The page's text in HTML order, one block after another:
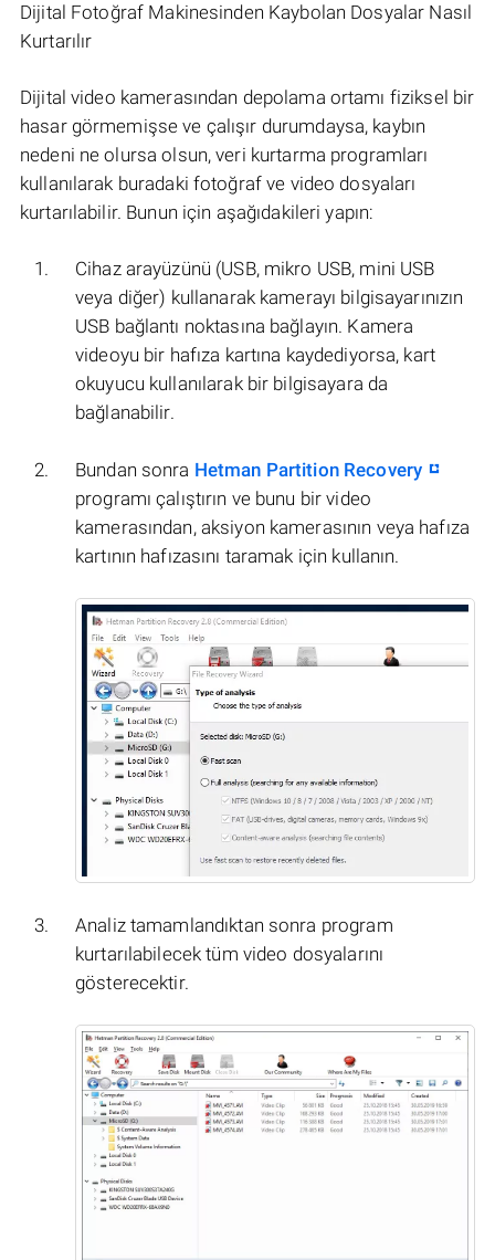
Dijital Fotoğraf Makinesinden Kaybolan Dosyalar Nasıl
Kurtarılır
Dijital video kamerasından depolama ortamı fiziksel bir
hasar görmemişse ve çalışır durumdaysa, kaybın
nedeni ne olursa olsun, veri kurtarma programları
kullanılarak buradaki fotoğraf ve video dosyaları
kurtarılabilir. Bunun için aşağıdakileri yapın:
Cihaz arayüzünü (USB, mikro USB, mini USB
veya diğer) kullanarak kamerayı bilgisayarınızın
USB bağlantı noktasına bağlayın. Kamera
videoyu bir hafıza kartına kaydediyorsa, kart
okuyucu kullanılarak bir bilgisayara da
bağlanabilir.
Bundan sonra Hetman Partition Recovery
programı çalıştırın ve bunu bir video
kamerasından, aksiyon kamerasının veya hafıza
kartının hafızasını taramak için kullanın.
Analiz tamamlandıktan sonra program
kurtarılabilecek tüm video dosyalarını
gösterecektir.